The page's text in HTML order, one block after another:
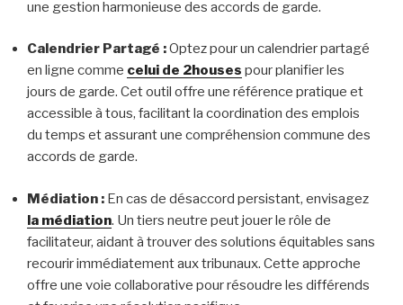
une gestion harmonieuse des accords de garde.
Calendrier Partagé :Optez pour un calendrier partagé
en ligne comme celui de 2houses pour planifier les
jours de garde. Cet outil offre une référence pratique et
accessible à tous, facilitant la coordination des emplois
du temps et assurant une compréhension commune des
accords de garde.
Médiation : En cas de désaccord persistant, envisagez
la médiation. Un tiers neutre peut jouer le rôle de
facilitateur, aidant à trouver des solutions équitables sans
recourir immédiatement aux tribunaux. Cette approche
offre une voie collaborative pour résoudre les différends